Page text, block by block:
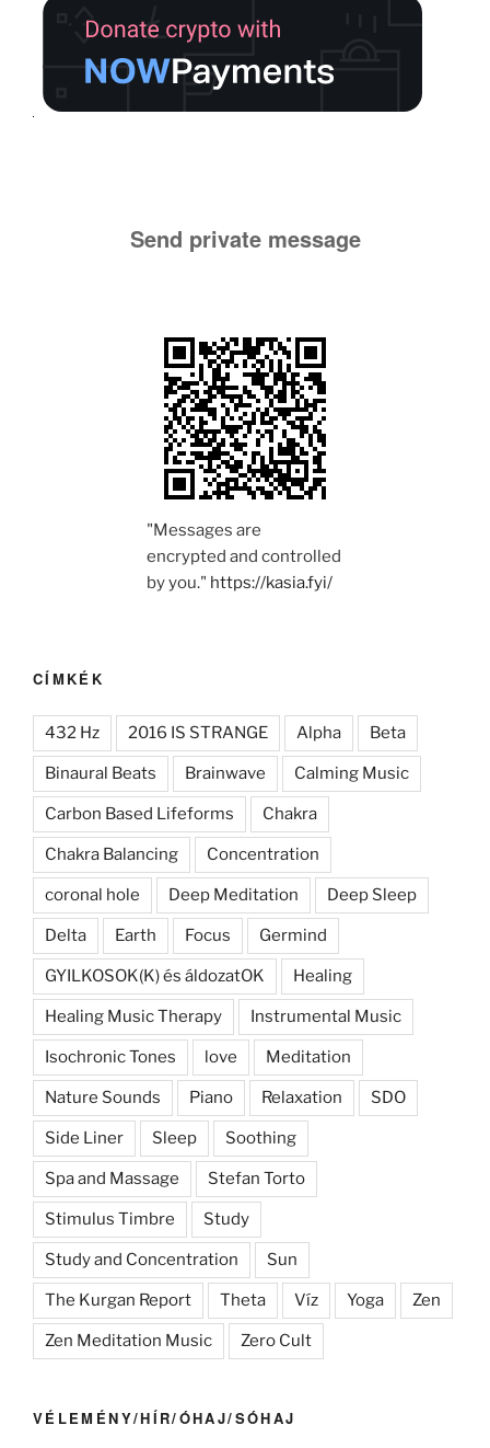
Send private message
"Messages are
encrypted and controlled
by you." https://kasia.fyi/
CÍMKÉK
432 Hz 2016 IS STRANGE Alpha Beta
Binaural Beats Brainwave Calming Music
Carbon Based Lifeforms Chakra
Chakra Balancing Concentration
coronal hole Deep Meditation Deep Sleep
Delta Earth Focus Germind
GYILKOSOK(K) és áldozatOK Healing
Healing Music Therapy Instrumental Music
Isochronic Tones love Meditation
Nature Sounds Piano Relaxation SDO
Side Liner Sleep Soothing
Spa and Massage Stefan Torto
Stimulus Timbre Study
Study and Concentration Sun
The Kurgan Report Theta Víz Yoga Zen
Zen Meditation Music Zero Cult
VÉLEMÉNY/HÍR/ÓHAJ/SÓHAJ